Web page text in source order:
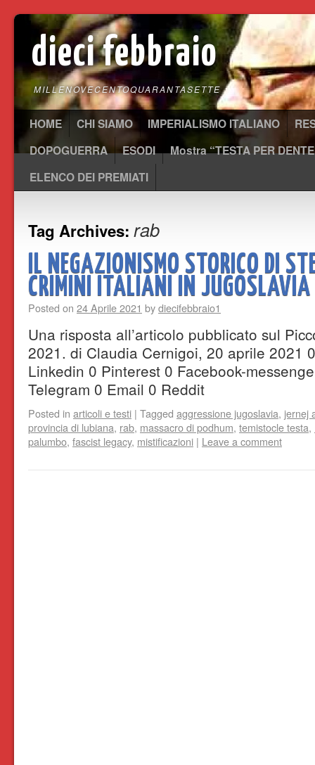
dieci febbraio
MILLENOVECENTOQUARANTASETTE
HOME CHI SIAMO IMPERIALISMO ITALIANO
DOPOGUERRA
ESODI
Mostra “TESTA PER
ELENCO DEI PREMIATI
Tag Archives: rab
IL NEGAZIONISMO STORICO DI
CRIMINI ITALIANI IN JUGOSLAVIA
Posted on 24 Aprile 2021 bydiecifebbraio1
Una risposta all’articolo pubblicato sul
2021. di Claudia Cernigoi, 20 aprile 2021
Linkedin 0 Pinterest 0 Facebook-
Telegram 0 Email 0 Reddit
Posted in articoli e testi | Tagged aggressione jugoslavia, jernej
provincia di lubiana, rab, massacro di podhum, temistocle testa,
palumbo, fascist legacy, mistificazioni | Leave a comment